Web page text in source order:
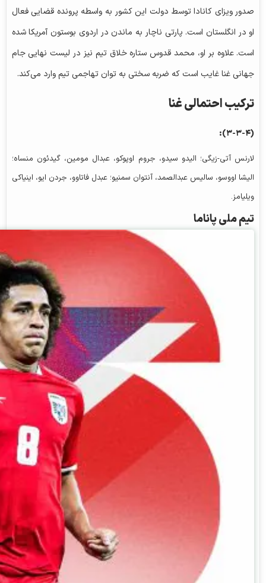
صدور ویزای کانادا توسط دولت این کشور به واسطه پرونده قضایی فعال
او در انگلستان است. پارتی ناچار به ماندن در اردوی بوستون آمریکا شده
است. علاوه بر او، محمد قدوس ستاره خلاق تیم نیز در لیست نهایی جام
جهانی غنا غایب است که ضربه سختی به توان تهاجمی تیم وارد می‌کند.
ترکیب احتمالی غنا
(۳-۳-۴):
لارنس آتی-زیگی؛ الیدو سیدو، جروم اوپوکو، عبدال مومین، گیدئون منساه؛
الیشا اووسو، سالیس عبدالصمد، آنتوان سمنیو؛ عبدل فاتاوو، جردن ایو، اینیاکی
ویلیامز.
تیم ملی پاناما